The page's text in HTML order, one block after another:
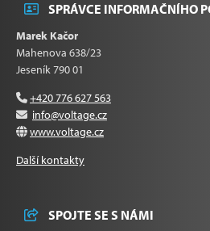
SPRÁVCE INFORMAČNÍHO
Marek Kačor
Mahenova 638/23
Jeseník 790 01
+420 776 627 563
info@voltage.cz
www.voltage.cz
Další kontakty
SPOJTE SE S NÁMI